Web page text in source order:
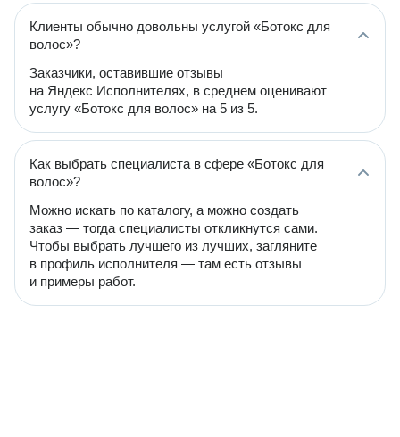
Клиенты обычно довольны услугой «Ботокс для
волос»?
Заказчики, оставившие отзывы
на Яндекс Исполнителях, в среднем оценивают
услугу «Ботокс для волос» на 5 из 5.
Как выбрать специалиста в сфере «Ботокс для
волос»?
Можно искать по каталогу, а можно создать
заказ — тогда специалисты откликнутся сами.
Чтобы выбрать лучшего из лучших, загляните
в профиль исполнителя — там есть отзывы
и примеры работ.